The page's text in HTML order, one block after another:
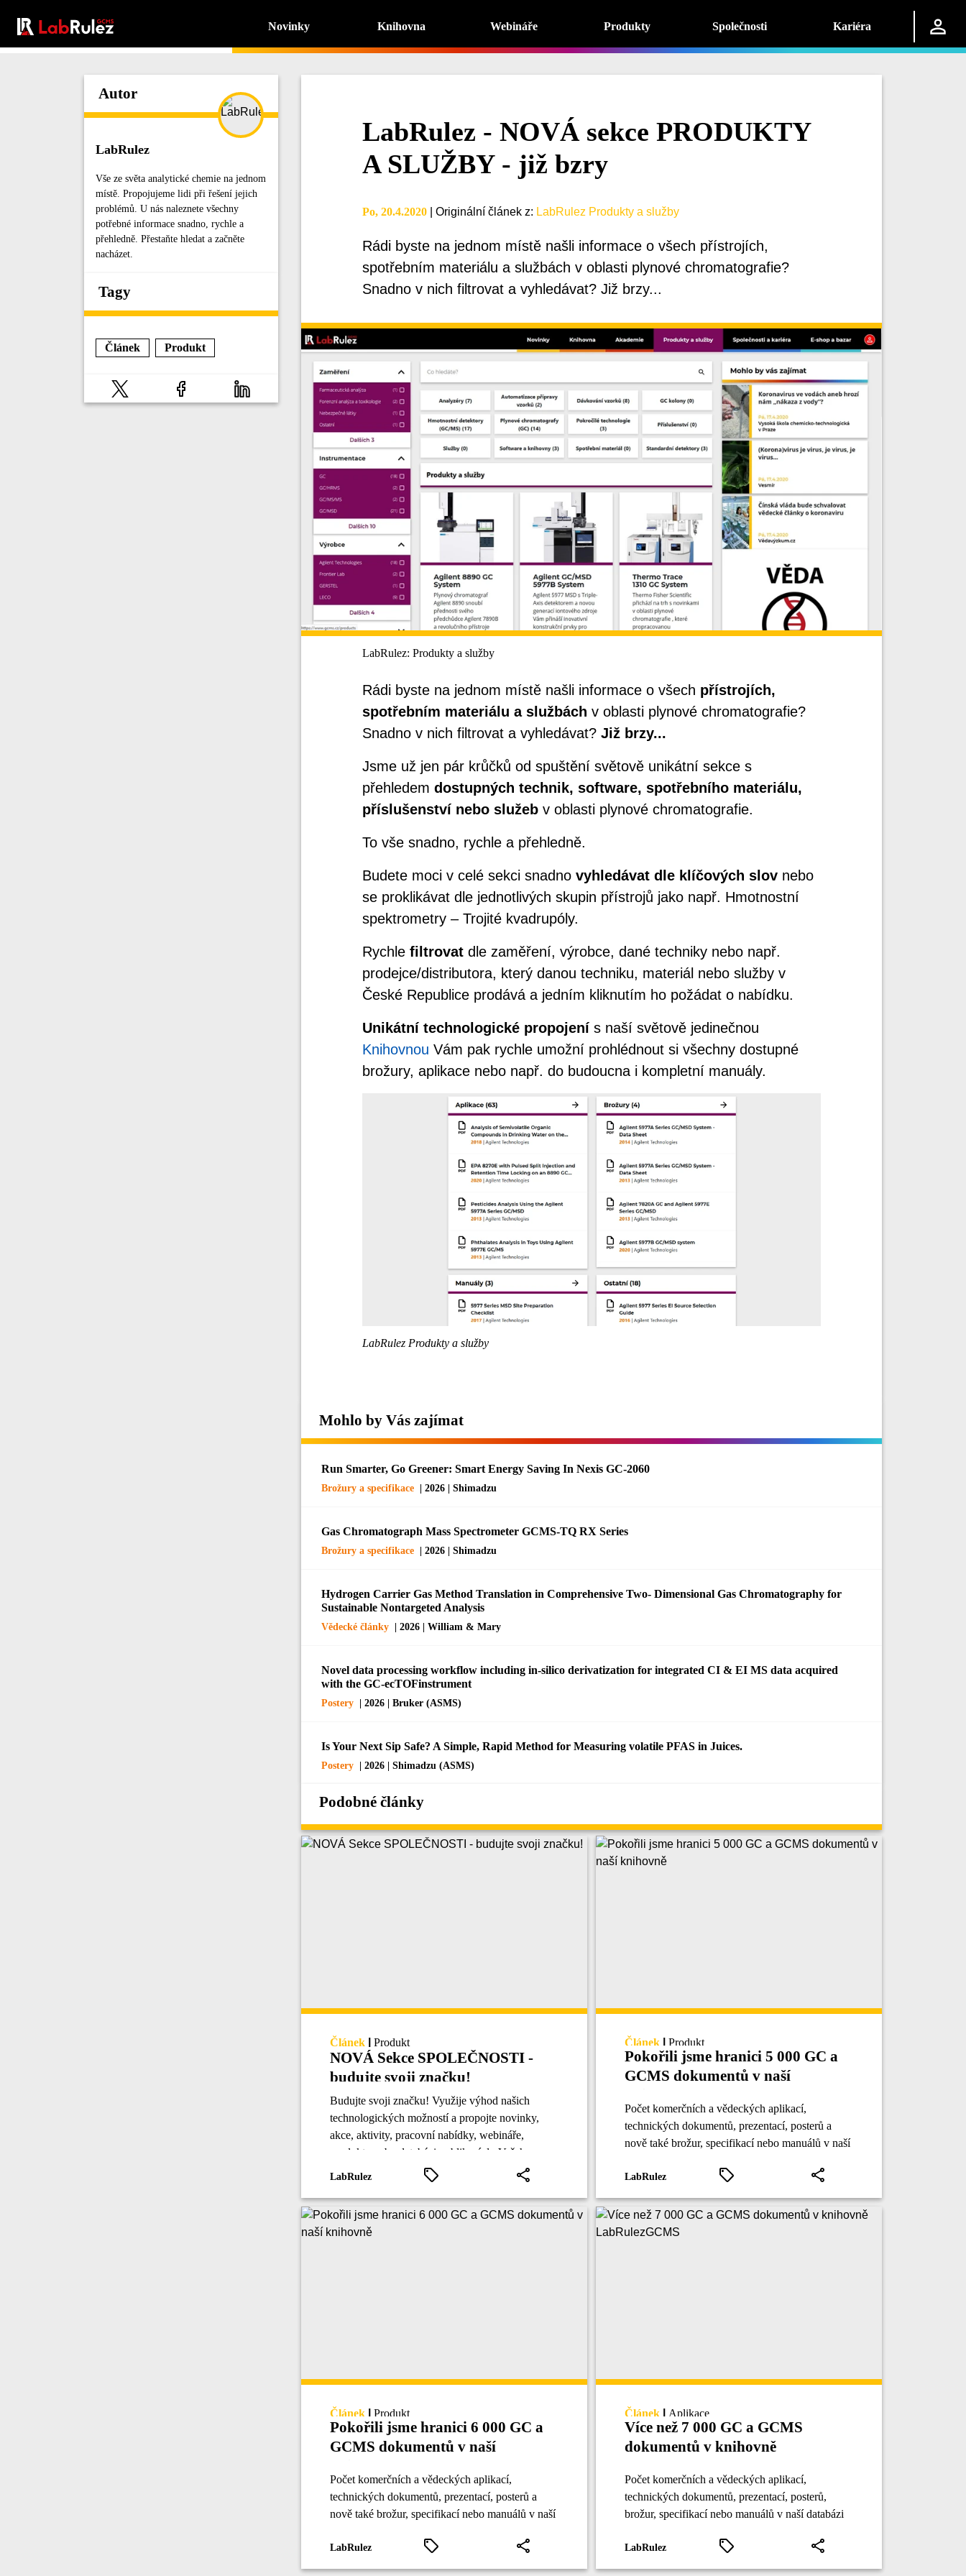
Novinky Knihovna Webináře Produkty Společnosti Kariéra
Autor
LabRulez
Vše ze světa analytické chemie na jednom
místě. Propojujeme lidi při řešení jejich
problémů. U nás naleznete všechny
potřebné informace snadno, rychle a
přehledně. Přestaňte hledat a začněte
nacházet.
Tagy
Článek Produkt
LabRulez - NOVÁ sekce PRODUKTY
A SLUŽBY - již bzry
Po, 20.4.2020 Originální článek z: LabRulez Produkty a služby
Rádi byste na jednom místě našli informace o všech přístrojích,
spotřebním materiálu a službách v oblasti plynové chromatografie?
Snadno v nich filtrovat a vyhledávat? Již brzy...
LabRulez: Produkty a služby
Rádi byste na jednom místě našli informace o všech přístrojích,
spotřebním materiálu a službách v oblasti plynové chromatografie?
Snadno v nich filtrovat a vyhledávat? Již brzy...
Jsme už jen pár krůčků od spuštění světově unikátní sekce s
přehledem dostupných technik, software, spotřebního materiálu,
příslušenství nebo služebv oblasti plynové chromatografie.
To vše snadno, rychle a přehledně.
Budete moci v celé sekci snadno vyhledávat dle klíčových slovnebo
se proklikávat dle jednotlivých skupin přístrojů jako např. Hmotnostní
spektrometry – Trojité kvadrupóly.
Rychle filtrovatdle zaměření, výrobce, dané techniky nebo např.
prodejce/distributora, který danou techniku, materiál nebo služby v
České Republice prodává a jedním kliknutím ho požádat o nabídku.
Unikátní technologické propojenís naší světově jedinečnou
Knihovnou Vám pak rychle umožní prohlédnout si všechny dostupné
brožury, aplikace nebo např. do budoucna i kompletní manuály.
LabRulez Produkty a služby
Mohlo by Vás zajímat
Run Smarter, Go Greener: Smart Energy Saving In Nexis GC-2060
Brožury a specifikace | 2026 | Shimadzu
Gas Chromatograph Mass Spectrometer GCMS-TQ RX Series
Brožury a specifikace | 2026 | Shimadzu
Hydrogen Carrier Gas Method Translation in Comprehensive Two- Dimensional Gas Chromatography for
Sustainable Nontargeted Analysis
Vědecké články | 2026 | William & Mary
Novel data processing workflow including in-silico derivatization for integrated CI & EI MS data acquired
with the GC-ecTOFinstrument
Postery | 2026 | Bruker (ASMS)
Is Your Next Sip Safe? A Simple, Rapid Method for Measuring volatile PFAS in Juices.
Postery | 2026 | Shimadzu (ASMS)
Podobné články
Článek Produkt
NOVÁ Sekce SPOLEČNOSTI -
budujte svoji značku!
Budujte svoji značku! Využije výhod našich
technologických možností a propojte novinky,
akce, aktivity, pracovní nabídky, webináře,
produkty nebo databázi publikací do Vašeho
profilu v sekci Společnosti.
LabRulez
Článek Produkt
Pokořili jsme hranici 5 000 GC a
GCMS dokumentů v naší
Počet komerčních a vědeckých aplikací,
technických dokumentů, prezentací, posterů a
nově také brožur, specifikací nebo manuálů v naší
LabRulez
Článek Produkt
Pokořili jsme hranici 6 000 GC a
GCMS dokumentů v naší
Počet komerčních a vědeckých aplikací,
technických dokumentů, prezentací, posterů a
nově také brožur, specifikací nebo manuálů v naší
LabRulez
Článek Aplikace
Více než 7 000 GC a GCMS
dokumentů v knihovně
Počet komerčních a vědeckých aplikací,
technických dokumentů, prezentací, posterů,
brožur, specifikací nebo manuálů v naší databázi
LabRulez